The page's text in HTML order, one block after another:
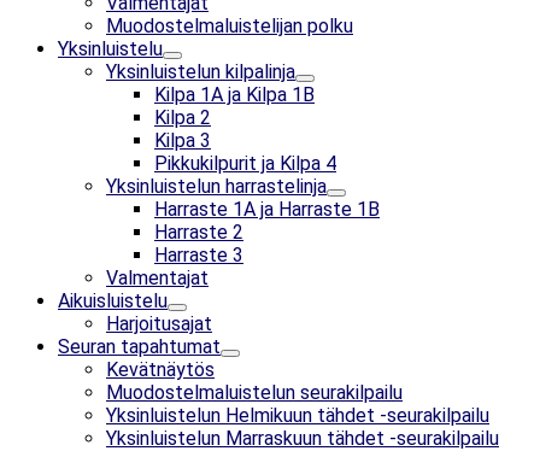
Muodostelmaluistelijan polku
Yksinluistelu
Yksinluistelun kilpalinja
Kilpa 1A ja Kilpa 1B
Kilpa 2
Kilpa 3
Pikkukilpurit ja Kilpa 4
Yksinluistelun harrastelinja
Harraste 1A ja Harraste 1B
Harraste 2
Harraste 3
Valmentajat
Aikuisluistelu
Harjoitusajat
Seuran tapahtumat
Kevätnäytös
Muodostelmaluistelun seurakilpailu
Yksinluistelun Helmikuun tähdet -seurakilpailu
Yksinluistelun Marraskuun tähdet -seurakilpailu